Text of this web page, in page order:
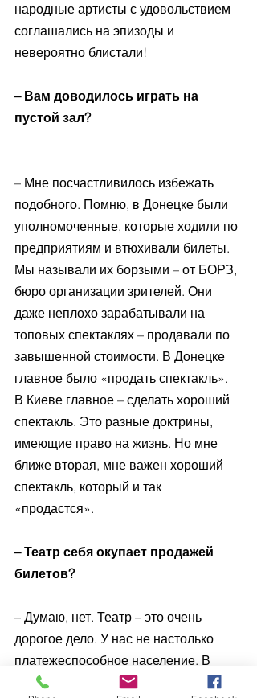
народные артисты с удовольствием
соглашались на эпизоды и
невероятно блистали!
– Вам доводилось играть на
пустой зал?
– Мне посчастливилось избежать
подобного. Помню, в Донецке были
уполномоченные, которые ходили по
предприятиям и втюхивали билеты.
Мы называли их борзыми – от БОРЗ,
бюро организации зрителей. Они
даже неплохо зарабатывали на
топовых спектаклях – продавали по
завышенной стоимости. В Донецке
главное было «продать спектакль».
В Киеве главное – сделать хороший
спектакль. Это разные доктрины,
имеющие право на жизнь. Но мне
ближе вторая, мне важен хороший
спектакль, который и так
«продастся».
– Театр себя окупает продажей
билетов?
– Думаю, нет. Театр – это очень
дорогое дело. У нас не настолько
платежеспособное население. В
Чехии стоимость билета на